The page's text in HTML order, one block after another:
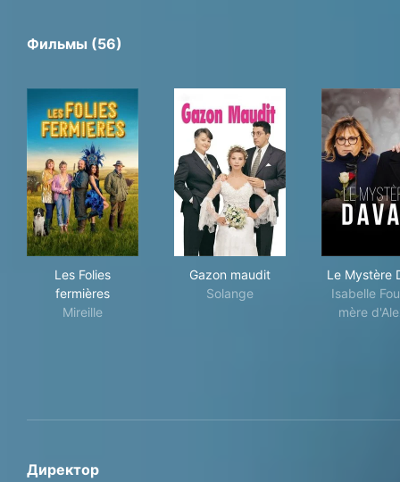
Фильмы (56)
Les Folies
fermières
Mireille
Gazon maudit
Solange
Le Mystère
Isabelle
mère
Директор